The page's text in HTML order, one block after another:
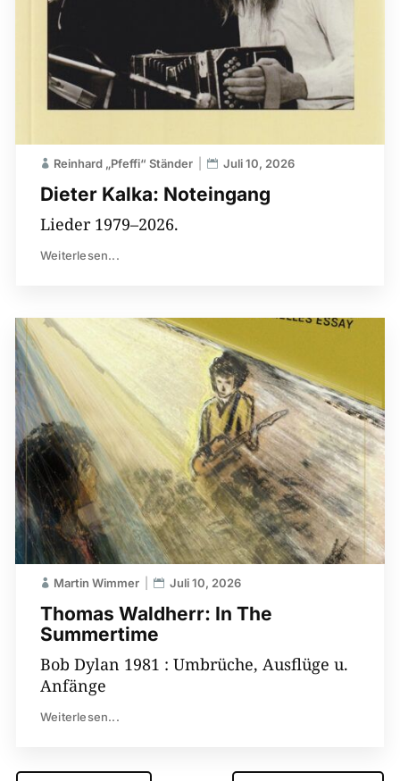
Dieter Kalka: Noteingang
Reinhard „Pfeffi“ Ständer Juli 10, 2026
Lieder 1979–2026.
Weiterlesen...
Thomas Waldherr: In The
Summertime
Martin Wimmer Juli 10, 2026
Bob Dylan 1981 : Umbrüche, Ausflüge u.
Anfänge
Weiterlesen...